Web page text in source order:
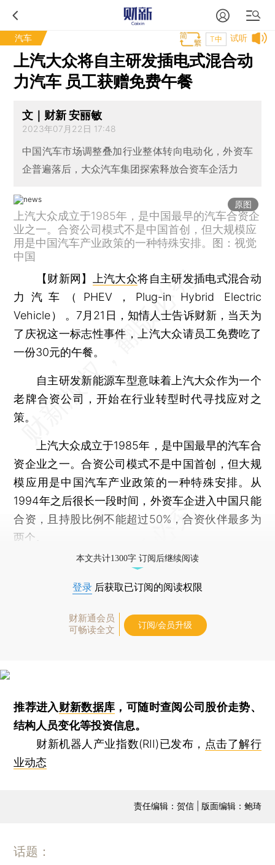
汽车 试听
T中
上汽大众将自主研发插电式混合动
力汽车 员工获赠免费午餐
文｜财新 安丽敏
2023年07月22日 17:48
中国汽车市场调整叠加行业整体转向电动化，外资车
企普遍落后，大众汽车集团探索释放合资车企活力
原图
上汽大众成立于1985年，是中国最早的汽车合资企
业之一。合资公司模式不是中国首创，但大规模应
用是中国汽车产业政策的一种特殊安排。图：视觉
中国
【财新网】
上汽大众将自主研发插电式混合动
力汽车（PHEV，Plug-in Hybrid Electric
Vehicle） 。7月21日，知情人士告诉财新，当天为
了庆祝这一标志性事件，上汽大众请员工免费吃了
一份30元的午餐。
自主研发新能源车型意味着上汽大众作为一个
老牌合资公司，开始在行业转型时代寻找应对之
策。
上汽大众成立于1985年，是中国最早的汽车合
资企业之一。合资公司模式不是中国首创，但大规
模应用是中国汽车产业政策的一种特殊安排。从
1994年之后很长一段时间，外资车企进入中国只能
合资，且持股比例不能超过50%，合资伙伴最多为
两个。
本文共计1300字 订阅后继续阅读
登录 后获取已订阅的阅读权限
财新通会员
可畅读全文
订阅/会员升级
推荐进入财新数据库 ，可随时查阅公司股价走势、
结构人员变化等投资信息。
财新机器人产业指数(RII)已发布， 点击了解行
业动态
责任编辑：贺信 | 版面编辑：鲍琦
话题：